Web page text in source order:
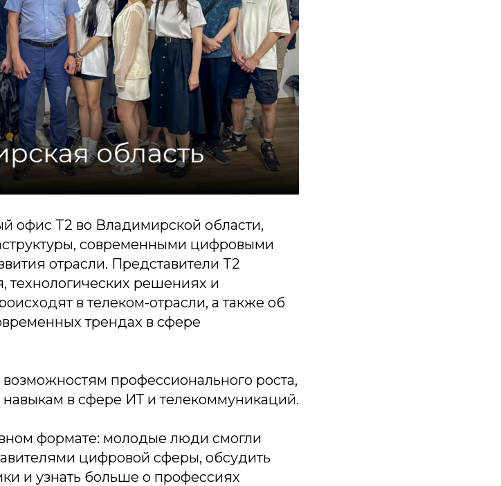
офис T2 во Владимирской области,
современными цифровыми
отрасли. Представители T2
технологических решениях и
в телеком-отрасли, а также об
трендах в сфере
профессионального роста,
в сфере ИТ и телекоммуникаций.
формате: молодые люди смогли
цифровой сферы, обсудить
и узнать больше о профессиях